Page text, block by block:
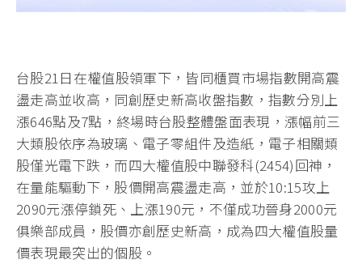
台股21日在權值股領軍下，皆同櫃買市場指數開高震
盪走高並收高，同創歷史新高收盤指數，指數分別上
漲646點及7點，終場時台股整體盤面表現，漲幅前三
大類股依序為玻璃、電子零組件及造紙，電子相關類
股僅光電下跌，而四大權值股中聯發科(2454)回神，
在量能驅動下，股價開高震盪走高，並於10:15攻上
2090元漲停鎖死、上漲190元，不僅成功晉身2000元
俱樂部成員，股價亦創歷史新高，成為四大權值股量
價表現最突出的個股。